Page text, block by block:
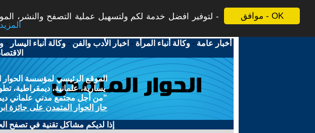
موافق - OK
لتوفير افضل خدمة لكم ولتسهيل عملية التصفح والنشر،
More info - المزيد
أخبار عامة -وكالة أنباء المرأة - اخبار الأدب والفن -وكالة أنباء اليسار -
الموقع الرئيسي لمؤسسة الحوار
يسارية، علمانية، ديمقراطية،
"من أجل مجتمع مدني علماني
حاز الحوار المتمدن على جائزة
إذا لديكم مشاكل تقنية في تصفح